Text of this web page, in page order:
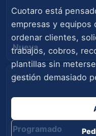
Nueva
Trabajo
Programado
Cuotaro está
empresas y equipos
ordenar clientes,
trabajos, cobros,
plantillas sin
gestión demasiado